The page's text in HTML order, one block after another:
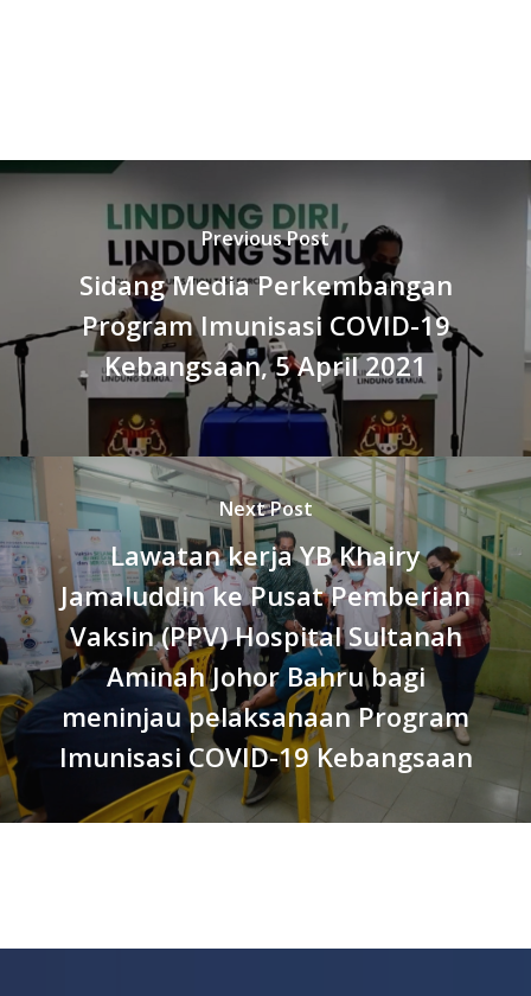
Previous Post
Sidang Media Perkembangan
Program Imunisasi COVID-19
Kebangsaan, 5 April 2021
Next Post
Lawatan kerja YB Khairy
Jamaluddin ke Pusat Pemberian
Vaksin (PPV) Hospital Sultanah
Aminah Johor Bahru bagi
meninjau pelaksanaan Program
Imunisasi COVID-19 Kebangsaan